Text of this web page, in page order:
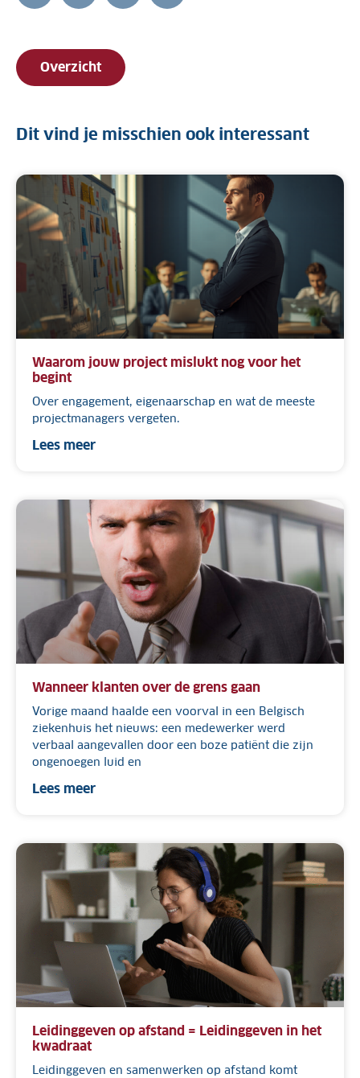
Overzicht
Dit vind je misschien ook interessant
Waarom jouw project mislukt nog voor het
begint
Over engagement, eigenaarschap en wat de meeste
projectmanagers vergeten.
Lees meer
Wanneer klanten over de grens gaan
Vorige maand haalde een voorval in een Belgisch
ziekenhuis het nieuws: een medewerker werd
verbaal aangevallen door een boze patiënt die zijn
ongenoegen luid en
Lees meer
Leidinggeven op afstand = Leidinggeven in het
kwadraat
Leidinggeven en samenwerken op afstand komt